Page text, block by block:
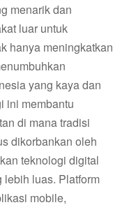
menarik dan
luar untuk
hanya meningkatkan
yang kaya dan
ini membantu
di mana tradisi
dikorbankan oleh
teknologi digital
lebih luas. Platform
mobile,